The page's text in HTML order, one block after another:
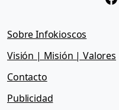
Sobre Infokioscos
Visión | Misión | Valores
Contacto
Publicidad